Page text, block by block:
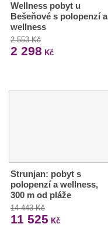
Wellness pobyt u
Bešeňové s polopenzí a
wellness
2 553 Kč
2 298 Kč
Strunjan: pobyt s
polopenzí a wellness,
300 m od pláže
14 443 Kč
11 525 Kč